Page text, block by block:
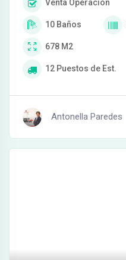
Venta Operación
10 Baños
678 M2
12 Puestos de Est.
Antonella Paredes